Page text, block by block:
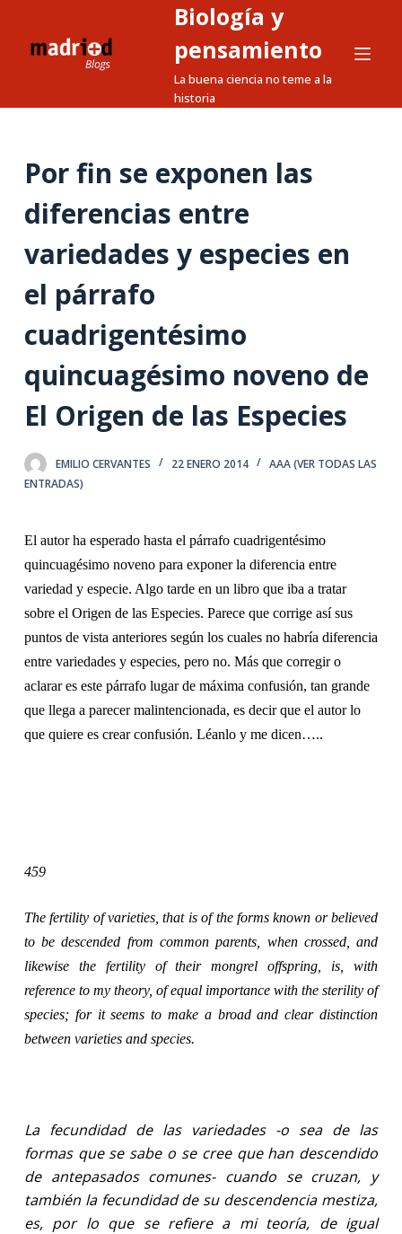
a
n
e
d
Biología y
pensamiento
La buena ciencia no teme a la
historia
Por fin se exponen las
diferencias entre
variedades y especies en
el párrafo
cuadrigentésimo
quincuagésimo noveno de
El Origen de las Especies
EMILIO CERVANTES 22 ENERO 2014
AAA (VER TODAS LAS
ENTRADAS)
El autor ha esperado hasta el párrafo cuadrigentésimo
quincuagésimo noveno para exponer la diferencia entre
variedad y especie. Algo tarde en un libro que iba a tratar
sobre el Origen de las Especies. Parece que corrige así sus
puntos de vista anteriores según los cuales no habría diferencia
entre variedades y especies, pero no. Más que corregir o
aclarar es este párrafo lugar de máxima confusión, tan grande
que llega a parecer malintencionada, es decir que el autor lo
que quiere es crear confusión. Léanlo y me dicen…..
459
The fertility of varieties, that is of the forms known or believed
to be descended from common parents, when crossed, and
likewise the fertility of their mongrel offspring, is, with
reference to my theory, of equal importance with the sterility of
species; for it seems to make a broad and clear distinction
between varieties and species.
La fecundidad de las variedades -o sea de las
formas que se sabe o se cree que han descendido
de antepasados comunes- cuando se cruzan, y
también la fecundidad de su descendencia mestiza,
es, por lo que se refiere a mi teoría, de igual